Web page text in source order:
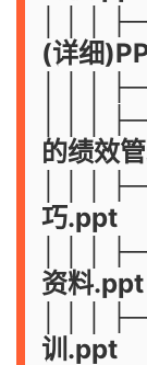
│ │ │
(详细
│ │ │
│ │ │
的绩效
│ │ │
巧.ppt
│ │ │
资料.ppt
│ │ │
训.ppt